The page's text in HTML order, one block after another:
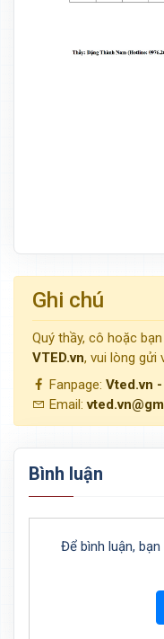
Ghi chú
Quý thầy, cô hoặc
VTED.vn, vui lòng gửi
Fanpage: Vted.vn
Email:
Bình luận
Để bình luận,